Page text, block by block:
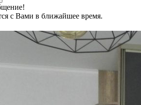
с Вами в ближайшее время.